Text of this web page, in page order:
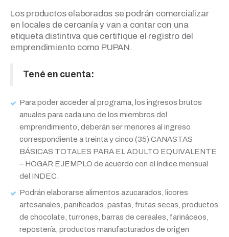
Los productos elaborados se podrán comercializar
en locales de cercanía y van a contar con una
etiqueta distintiva que certifique el registro del
emprendimiento como PUPAN.
Tené en cuenta:
Para poder acceder al programa, los ingresos brutos
anuales para cada uno de los miembros del
emprendimiento, deberán ser menores al ingreso
correspondiente a treinta y cinco (35) CANASTAS
BÁSICAS TOTALES PARA EL ADULTO EQUIVALENTE
– HOGAR EJEMPLO de acuerdo con el índice mensual
del INDEC.
Podrán elaborarse alimentos azucarados, licores
artesanales, panificados, pastas, frutas secas, productos
de chocolate, turrones, barras de cereales, farináceos,
repostería, productos manufacturados de origen